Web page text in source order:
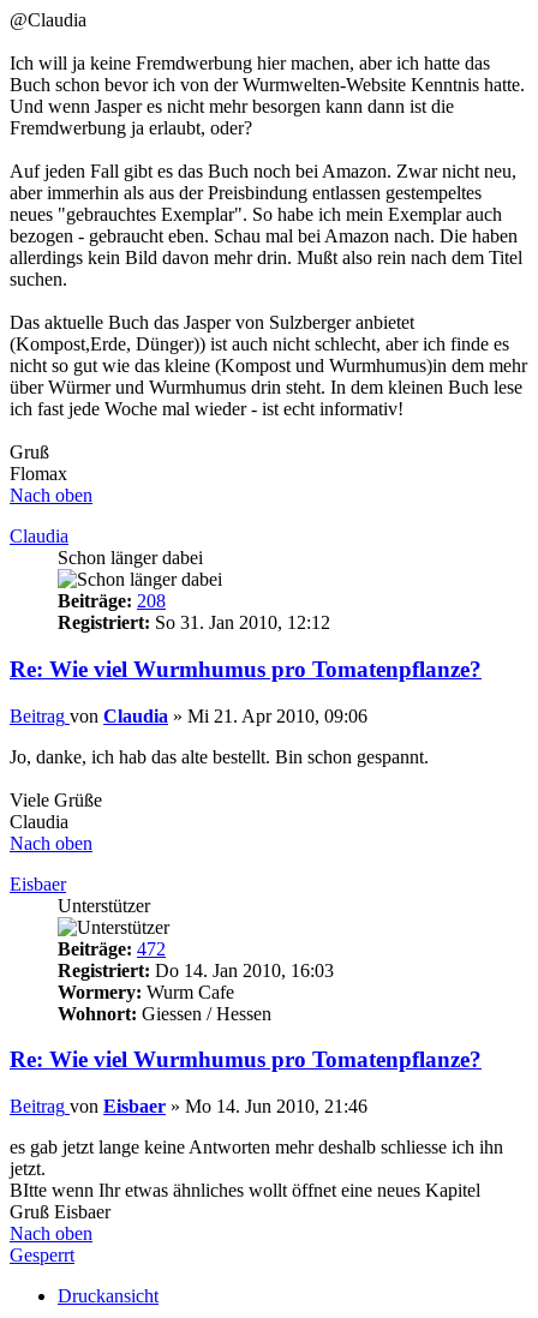
@Claudia
Ich will ja keine Fremdwerbung hier machen, aber ich hatte das
Buch schon bevor ich von der Wurmwelten-Website Kenntnis hatte.
Und wenn Jasper es nicht mehr besorgen kann dann ist die
Fremdwerbung ja erlaubt, oder?
Auf jeden Fall gibt es das Buch noch bei Amazon. Zwar nicht neu,
aber immerhin als aus der Preisbindung entlassen gestempeltes
neues "gebrauchtes Exemplar". So habe ich mein Exemplar auch
bezogen - gebraucht eben. Schau mal bei Amazon nach. Die haben
allerdings kein Bild davon mehr drin. Mußt also rein nach dem Titel
suchen.
Das aktuelle Buch das Jasper von Sulzberger anbietet
(Kompost,Erde, Dünger)) ist auch nicht schlecht, aber ich finde es
nicht so gut wie das kleine (Kompost und Wurmhumus)in dem mehr
über Würmer und Wurmhumus drin steht. In dem kleinen Buch lese
ich fast jede Woche mal wieder - ist echt informativ!
Gruß
Flomax
Nach oben
Claudia
Schon länger dabei
Beiträge: 208
Registriert: So 31. Jan 2010, 12:12
Re: Wie viel Wurmhumus pro Tomatenpflanze?
Beitrag von Claudia » Mi 21. Apr 2010, 09:06
Jo, danke, ich hab das alte bestellt. Bin schon gespannt.
Viele Grüße
Claudia
Nach oben
Eisbaer
Unterstützer
Beiträge: 472
Registriert: Do 14. Jan 2010, 16:03
Wormery: Wurm Cafe
Wohnort: Giessen / Hessen
Re: Wie viel Wurmhumus pro Tomatenpflanze?
Beitrag von Eisbaer » Mo 14. Jun 2010, 21:46
es gab jetzt lange keine Antworten mehr deshalb schliesse ich ihn
jetzt.
BItte wenn Ihr etwas ähnliches wollt öffnet eine neues Kapitel
Gruß Eisbaer
Nach oben
Gesperrt
Druckansicht